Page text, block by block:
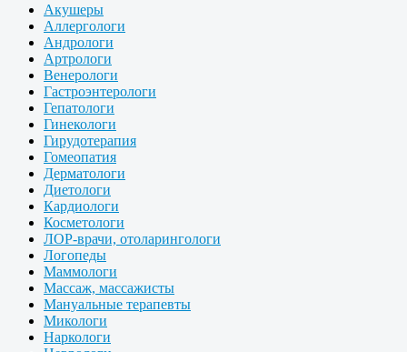
Акушеры
Аллергологи
Андрологи
Артрологи
Венерологи
Гастроэнтерологи
Гепатологи
Гинекологи
Гирудотерапия
Гомеопатия
Дерматологи
Диетологи
Кардиологи
Косметологи
ЛОР-врачи, отоларингологи
Логопеды
Маммологи
Массаж, массажисты
Мануальные терапевты
Микологи
Наркологи